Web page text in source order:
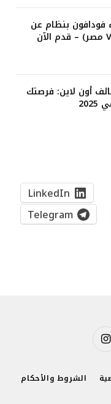
بنظام عن
أون لاين: فرصتك
LinkedIn
Telegram
الانستغرام
الشروط والأحكام